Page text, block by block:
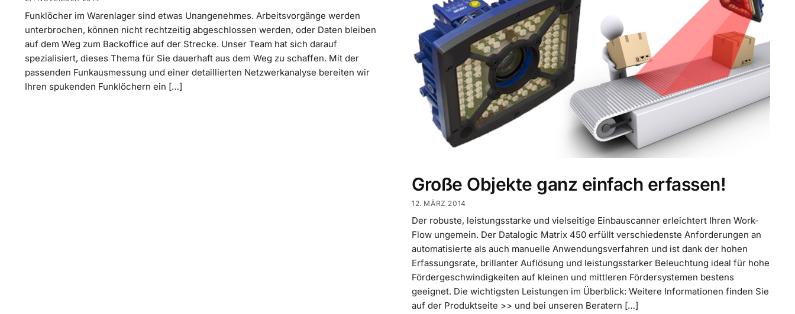
Funklöcher im Warenlager sind etwas Unangenehmes. Arbeitsvorgänge werden
unterbrochen, können nicht rechtzeitig abgeschlossen werden, oder Daten bleiben
auf dem Weg zum Backoffice auf der Strecke. Unser Team hat sich darauf
spezialisiert, dieses Thema für Sie dauerhaft aus dem Weg zu schaffen. Mit der
passenden Funkausmessung und einer detaillierten Netzwerkanalyse bereiten wir
Ihren spukenden Funklöchern ein […]
Große Objekte ganz einfach erfassen!
12. MÄRZ 2014
Der robuste, leistungsstarke und vielseitige Einbauscanner erleichtert Ihren Work-
Flow ungemein. Der Datalogic Matrix 450 erfüllt verschiedenste Anforderungen an
automatisierte als auch manuelle Anwendungsverfahren und ist dank der hohen
Erfassungsrate, brillanter Auflösung und leistungsstarker Beleuchtung ideal für hohe
Fördergeschwindigkeiten auf kleinen und mittleren Fördersystemen bestens
geeignet. Die wichtigsten Leistungen im Überblick: Weitere Informationen finden Sie
auf der Produktseite >> und bei unseren Beratern […]